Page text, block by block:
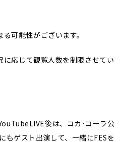
可能性がございます。
応じて観覧人数を制限させてい
後は、コカ･コーラ公
もゲスト出演して、一緒にFESを